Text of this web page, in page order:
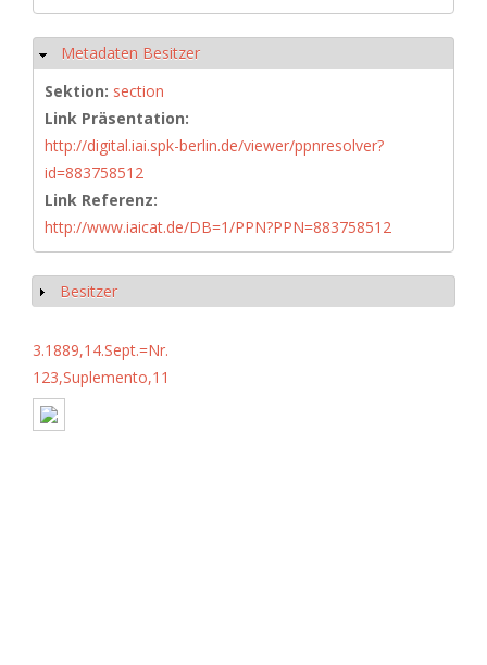
Ausblenden
Metadaten Besitzer
Sektion: section
Link Präsentation:
http://digital.iai.spk-berlin.de/viewer/ppnresolver?
id=883758512
Link Referenz:
http://www.iaicat.de/DB=1/PPN?PPN=883758512
Anzeigen
Besitzer
3.1889,14.Sept.=Nr.
123,Suplemento,11